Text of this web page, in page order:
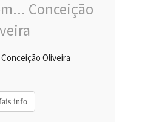
Oliveira
info